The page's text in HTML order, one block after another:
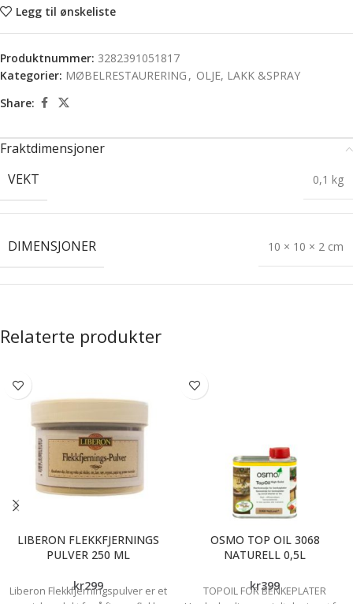
Legg til ønskeliste
Produktnummer: 3282391051817
Kategorier: MØBELRESTAURERING , OLJE, LAKK &SPRAY
Share:
Fraktdimensjoner
VEKT
0,1 kg
DIMENSJONER 10 × 10 × 2 cm
Relaterte produkter
LIBERON FLEKKFJERNINGS
PULVER 250 ML
kr299
Liberon Flekkfjerningspulver er et
OSMO TOP OIL 3068
NATURELL 0,5L
kr399
TOPOIL FOR BENKEPLATER